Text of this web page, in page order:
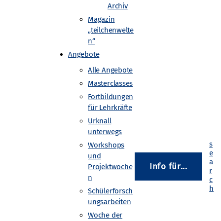
Archiv
Magazin
„teilchenwelte
n“
Angebote
Alle Angebote
Masterclasses
Fortbildungen
für Lehrkräfte
Urknall
unterwegs
Workshops
und
Projektwoche
n
Schülerforsch
ungsarbeiten
Woche der
Info für...
und Messergebnisse
entliehen werden.
ausgeliehen werden.
Gefördert von